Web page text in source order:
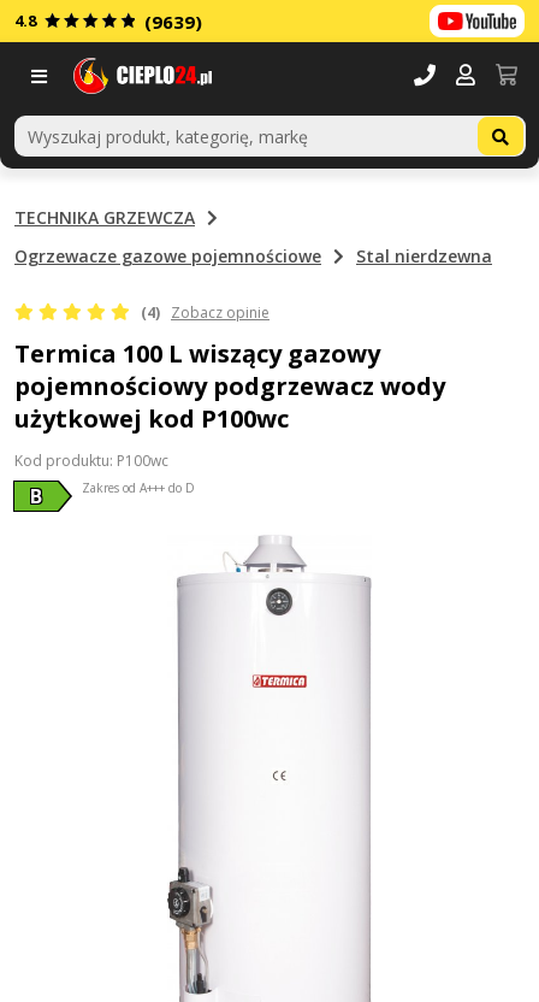
4.8 (9639)
TECHNIKA GRZEWCZA
Ogrzewacze gazowe pojemnościowe
Stal nierdzewna
(4) Zobacz opinie
Termica 100 L wiszący gazowy
pojemnościowy podgrzewacz wody
użytkowej kod P100wc
Kod produktu: P100wc
B Zakres od A+++ do D